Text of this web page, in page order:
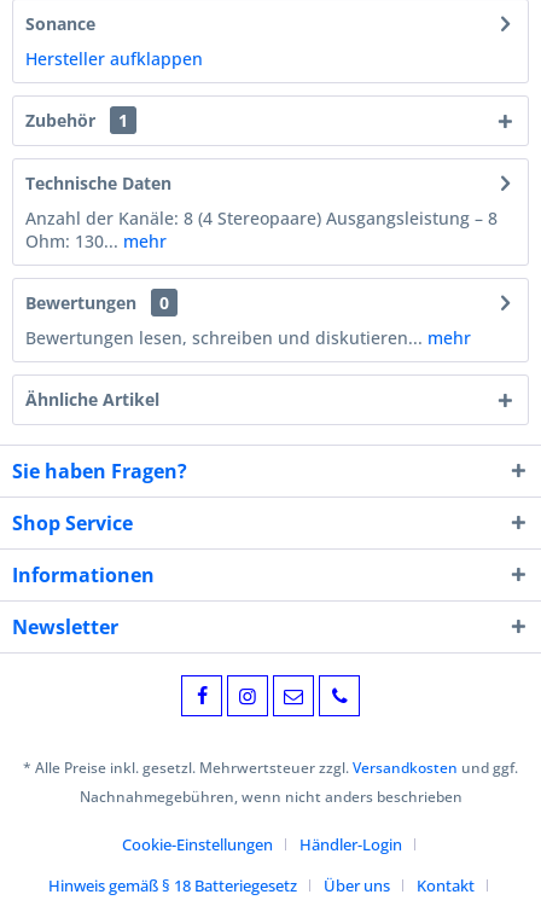
Sonance
Hersteller aufklappen
Zubehör 1
Technische Daten
Anzahl der Kanäle: 8 (4 Stereopaare) Ausgangsleistung – 8
Ohm: 130... mehr
Bewertungen
0
Bewertungen lesen, schreiben und diskutieren... mehr
Ähnliche Artikel
Sie haben Fragen?
Shop Service
Informationen
Newsletter
* Alle Preise inkl. gesetzl. Mehrwertsteuer zzgl.Versandkosten und ggf.
Nachnahmegebühren, wenn nicht anders beschrieben
Cookie-Einstellungen
Händler-Login
Hinweis gemäß § 18 Batteriegesetz
Über uns Kontakt